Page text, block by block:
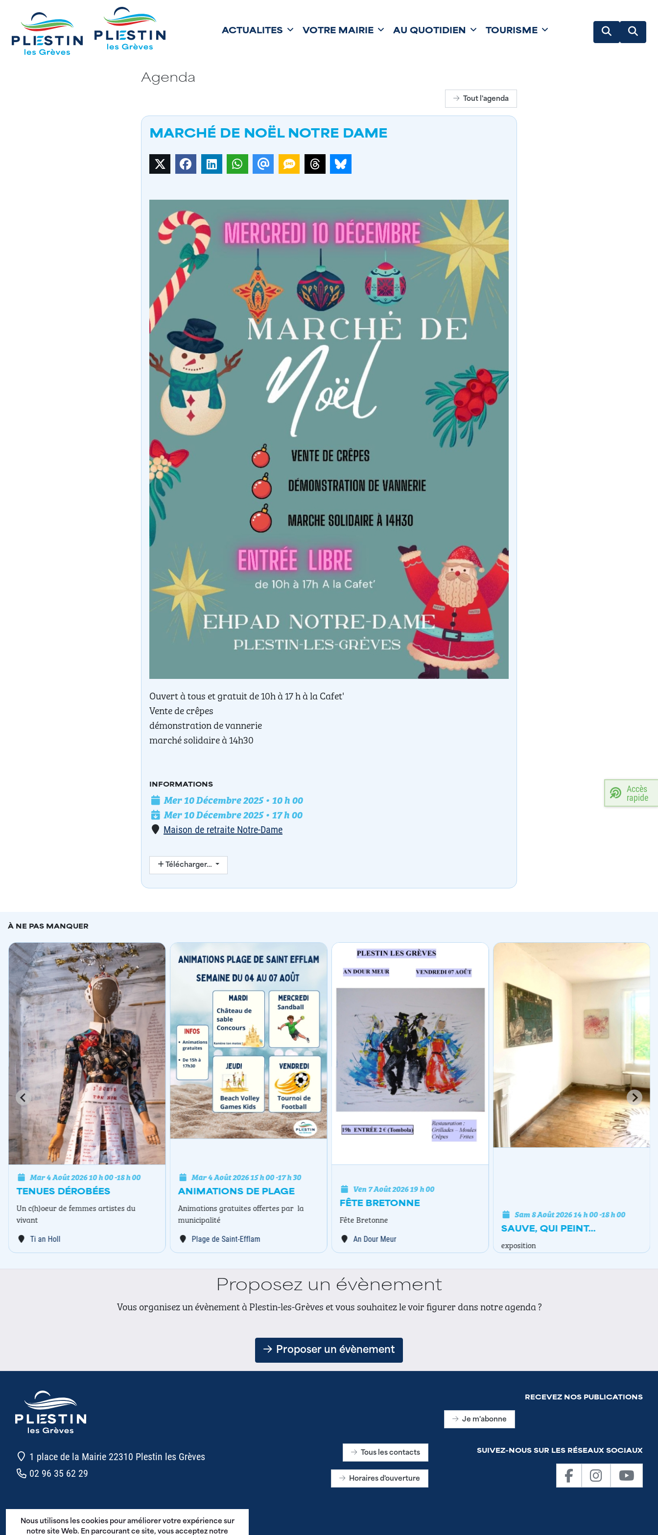
ACTUALITÉS VOTRE MAIRIE AU QUOTIDIEN TOURISME
Agenda
Tout l'agenda
MARCHÉ DE NOËL NOTRE DAME
Ouvert à tous et gratuit de 10h à 17 h à la Cafet'
Vente de crêpes
démonstration de vannerie
marché solidaire à 14h30
INFORMATIONS
Date de l'événement
Mer 10 Décembre 2025 • 10 h 00
Date de fin
Mer 10 Décembre 2025 • 17 h 00
Lieu
Maison de retraite Notre-Dame
Télécharger…
À NE PAS MANQUER
TENUES DÉROBÉES
Mar 4 Août 202610 h 00-18 h 00
Ti an Holl
Un c(h)oeur de femmes artistes du
vivant
ANIMATIONS DE PLAGE
Mar 4 Août 202615 h 00-17 h 30
Plage de Saint-Efflam
Animations gratuites offertes par la
municipalité
FÊTE BRETONNE
Ven 7 Août 202619 h 00
An Dour Meur
Fête Bretonne
SAUVE, QUI PEINT...
Sam 8 Août 202614 h 00-18 h 00
exposition
Proposez un évènement
Vous organisez un évènement à Plestin-les-Grèves et vous souhaitez le voir figurer dans notre agenda ?
Proposer un évènement
1 place de la Mairie 22310 Plestin les Grèves
02 96 35 62 29
Tous les contacts
Horaires d'ouverture
RECEVEZ NOS PUBLICATIONS
Je m'abonne
SUIVEZ-NOUS SUR LES RÉSEAUX SOCIAUX
CGU - Plestin en Poche
Mentions légales
Accès
rapide
Nous utilisons les cookies pour améliorer votre expérience sur
notre site Web. En parcourant ce site, vous acceptez notre